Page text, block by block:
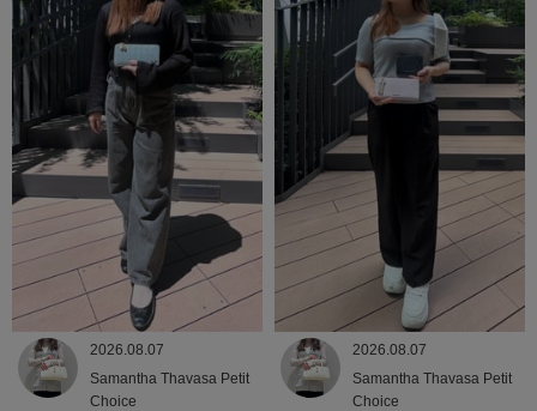
2026.08.07
Samantha Thavasa Petit
Choice
2026.08.07
Samantha Thavasa Petit
Choice